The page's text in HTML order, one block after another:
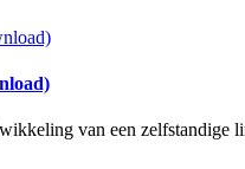
van een zelfstandige